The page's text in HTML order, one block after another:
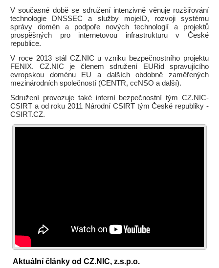
V současné době se sdružení intenzivně věnuje rozšiřování
technologie DNSSEC a služby mojeID, rozvoji systému
správy domén a podpoře nových technologií a projektů
prospěšných pro internetovou infrastrukturu v České
republice.
V roce 2013 stál CZ.NIC u vzniku bezpečnostního projektu
FENIX. CZ.NIC je členem sdružení EURid spravujícího
evropskou doménu EU a dalších obdobně zaměřených
mezinárodních společností (CENTR, ccNSO a další).
Sdružení provozuje také interní bezpečnostní tým CZ.NIC-
CSIRT a od roku 2011 Národní CSIRT tým České republiky -
CSIRT.CZ.
Aktuální články od CZ.NIC, z.s.p.o.